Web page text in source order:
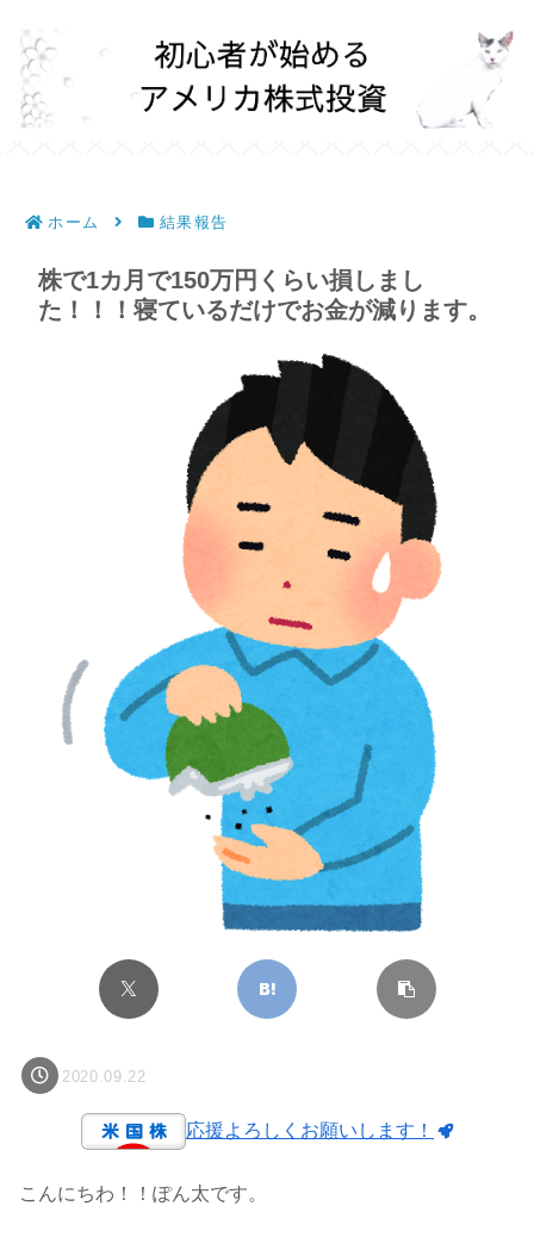
ホーム 結果報告
株で1カ月で150万円くらい損しまし
た！！！寝ているだけでお金が減ります。
2020.09.22
応援よろしくお願いします！
こんにちわ！！ぽん太です。